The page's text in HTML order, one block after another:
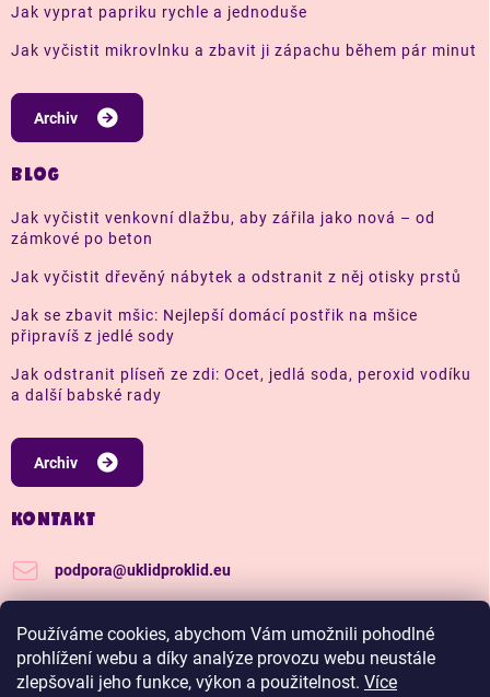
Používáme cookies, abychom Vám umožnili pohodlné
prohlížení webu a díky analýze provozu webu neustále
zlepšovali jeho funkce, výkon a použitelnost. Více
Jak vyprat papriku rychle a jednoduše
Jak vyčistit mikrovlnku a zbavit ji zápachu během pár minut
Archiv
BLOG
Jak vyčistit venkovní dlažbu, aby zářila jako nová – od
zámkové po beton
Jak vyčistit dřevěný nábytek a odstranit z něj otisky prstů
Jak se zbavit mšic: Nejlepší domácí postřik na mšice
připravíš z jedlé sody
Jak odstranit plíseň ze zdi: Ocet, jedlá soda, peroxid vodíku
a další babské rady
Archiv
KONTAKT
podpora@uklidproklid.eu
Další tipy a triky, jak na úklid pro klid